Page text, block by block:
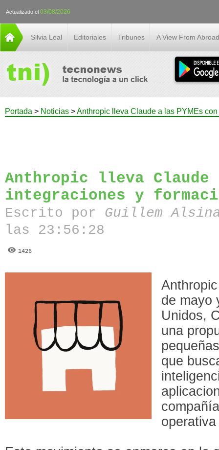
Actualizado el 03/08/2026
Silvia Leal Editoriales Tribunes A View From Abroad
Portada > Noticias >Anthropic lleva Claude a las PYMEs
Anthropic lleva Claude
integraciones y
Escrito por Guillem
las 23:56:28
1426
de mayo
Unidos,
una
que